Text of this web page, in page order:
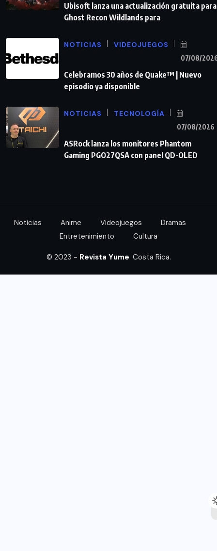
Ubisoft lanza una actualización gratuita para
Ghost Recon Wildlands para
NOTICIAS VIDEOJUEGOS
07/08/
Celebramos 30 años de Quake™ | Nuevo
episodio ya disponible
NOTICIAS TECNOLOGÍA
07/08/2026
ASRock lanza los monitores Phantom
Gaming PGO27QSA con panel QD-OLED
Noticias Anime Videojuegos
Dramas
Entretenimiento
Cultura
© 2023 - Revista Yume. Costa Rica.